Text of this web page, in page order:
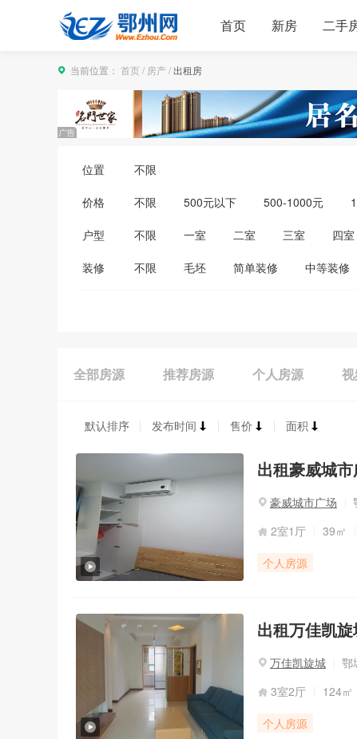
首页 新房 二手
当前位置： 首页 / 房产/出租房
位置 不限
价格 不限 500元以下 500-1000元
3500-4000元
4000-5000元 5000
户型 不限 一室 二室 三室 四室
装修 不限 毛坯 简单装修 中等装修
全部房源 推荐房源 个人房源
默认排序 发布时间 售价 面积
出租豪威城
豪威城市广场
2室1厅
39㎡
个人房源
出租万佳凯
万佳凯旋城
鄂
3室2厅
124㎡
个人房源